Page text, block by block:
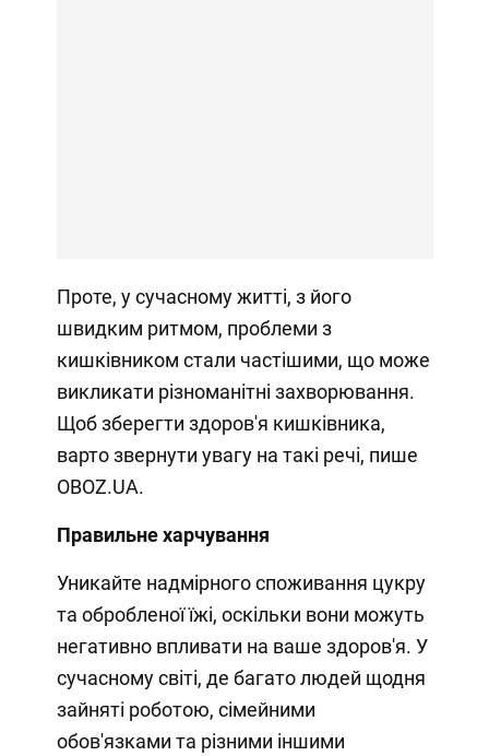
Проте, у сучасному житті, з його
швидким ритмом, проблеми з
кишківником стали частішими, що може
викликати різноманітні захворювання.
Щоб зберегти здоров'я кишківника,
варто звернути увагу на такі речі, пише
OBOZ.UA.
Правильне харчування
Уникайте надмірного споживання цукру
та обробленої їжі, оскільки вони можуть
негативно впливати на ваше здоров'я. У
сучасному світі, де багато людей щодня
зайняті роботою, сімейними
обов'язками та різними іншими